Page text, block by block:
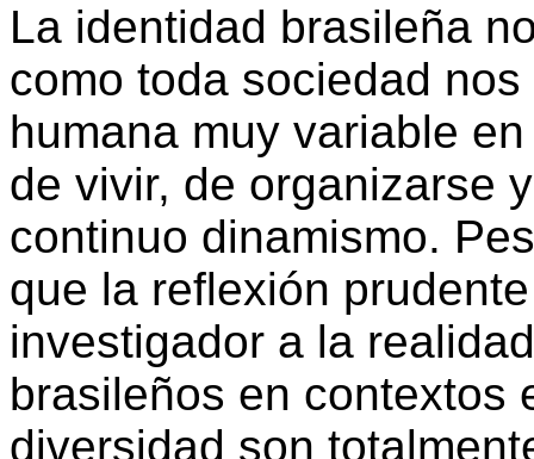
La identidad brasileña
como toda sociedad
humana muy variable
de vivir, de organizarse
continuo dinamismo.
que la reflexión
investigador a la
brasileños en contextos
diversidad son